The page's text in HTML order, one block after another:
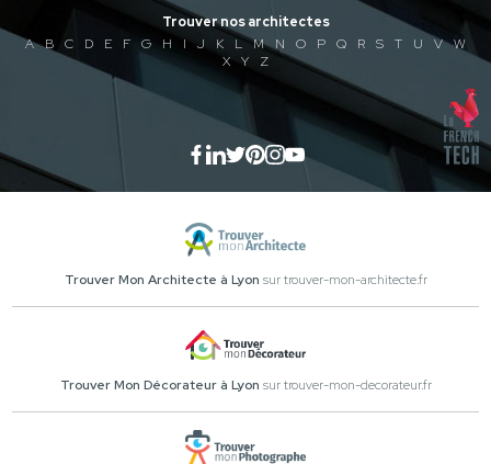
Trouver nos architectes
A
B C D E F G H I J K L M N O P Q R S T U V
W
X
Y Z
Trouver Mon Architecte à Lyon sur trouver-mon-architecte.fr
Trouver Mon Décorateur à Lyon sur trouver-mon-decorateur.fr